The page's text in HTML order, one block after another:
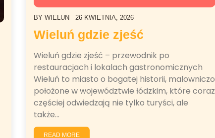
BY WIELUN 26 KWIETNIA, 2026
Wieluń gdzie zjeść
Wieluń gdzie zjeść – przewodnik po
restauracjach i lokalach gastronomicznych
Wieluń to miasto o bogatej historii, malowniczo
położone w województwie łódzkim, które coraz
częściej odwiedzają nie tylko turyści, ale
także…
READ MORE